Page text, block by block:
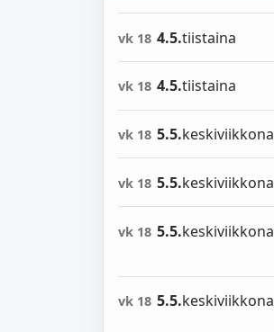
vk 18 4.5.tiistaina
vk 18 4.5.tiistaina
vk 18 5.5.keskiviikkona
vk 18 5.5.keskiviikkona
vk 18 5.5.keskiviikkona
vk 18 5.5.keskiviikkona